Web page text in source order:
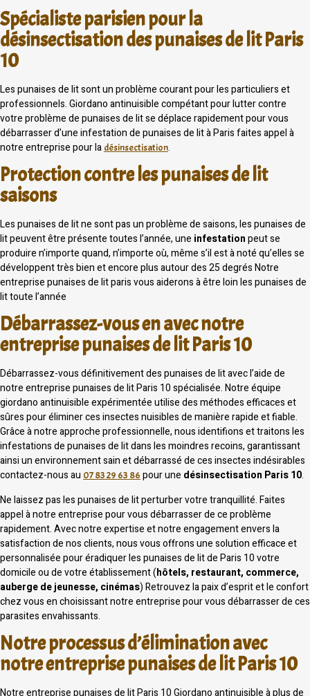
Spécialiste parisien pour la
désinsectisation des punaises de lit Paris
10
Les punaises de lit sont un problème courant pour les particuliers et
professionnels. Giordano antinuisible compétant pour lutter contre
votre problème de punaises de lit se déplace rapidement pour vous
débarrasser d’une infestation de punaises de lit à Paris faites appel à
notre entreprise pour la désinsectisation.
Protection contre les punaises de lit
saisons
Les punaises de lit ne sont pas un problème de saisons, les punaises de
lit peuvent être présente toutes l’année, une infestationpeut se
produire n’importe quand, n’importe où, même s’il est à noté qu’elles se
développent très bien et encore plus autour des 25 degrés Notre
entreprise punaises de lit paris vous aiderons à être loin les punaises de
lit toute l’année
Débarrassez-vous en avec notre
entreprise punaises de lit Paris 10
Débarrassez-vous définitivement des punaises de lit avec l’aide de
notre entreprise punaises de lit Paris 10 spécialisée. Notre équipe
giordano antinuisible expérimentée utilise des méthodes efficaces et
sûres pour éliminer ces insectes nuisibles de manière rapide et fiable.
Grâce à notre approche professionnelle, nous identifions et traitons les
infestations de punaises de lit dans les moindres recoins, garantissant
ainsi un environnement sain et débarrassé de ces insectes indésirables
contactez-nous au 07 83 29 63 86 pour une désinsectisation Paris 10.
Ne laissez pas les punaises de lit perturber votre tranquillité. Faites
appel à notre entreprise pour vous débarrasser de ce problème
rapidement. Avec notre expertise et notre engagement envers la
satisfaction de nos clients, nous vous offrons une solution efficace et
personnalisée pour éradiquer les punaises de lit de Paris 10 votre
domicile ou de votre établissement (hôtels, restaurant, commerce,
auberge de jeunesse, cinémas) Retrouvez la paix d’esprit et le confort
chez vous en choisissant notre entreprise pour vous débarrasser de ces
parasites envahissants.
Notre processus d’élimination avec
notre entreprise punaises de lit Paris 10
Notre entreprise punaises de lit Paris 10 Giordano antinuisible à plus de